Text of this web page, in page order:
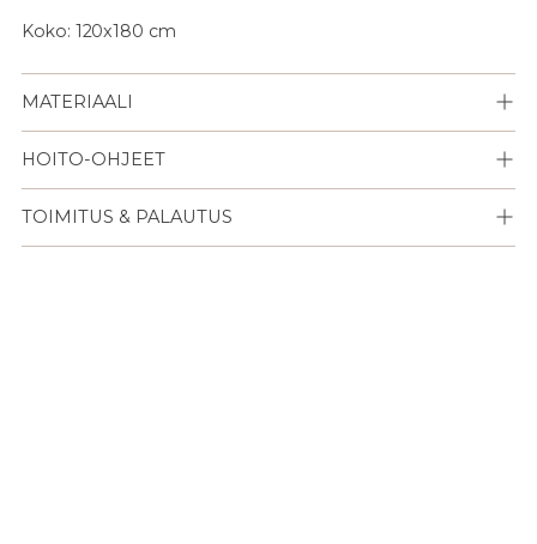
Koko: 120x180 cm
MATERIAALI
HOITO-OHJEET
TOIMITUS & PALAUTUS